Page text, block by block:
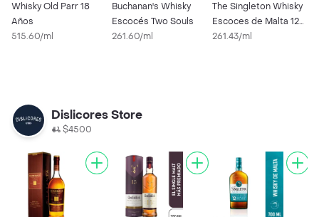
Whisky Old Parr 18
Años
515.60/ml
Buchanan's Whisky
Escocés Two Souls
261.60/ml
The Singleton Whisky
Escoces de Malta 12
Años
261.43/ml
Dislicores Store
$4500